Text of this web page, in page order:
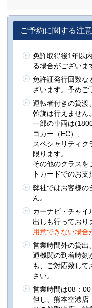
ご予約に関する注
免許取得後1年以
る場合がございま
免許証発行回数な
ざいます。予めご
運転者付きの貸渡
斡旋は行えません。
一部の車両は
コカー（EC）、
スペシャリティク
限ります。
その他のクラスを
トカードでのお支
弊社ではお客様の
ん。
カーナビ・チャイ
出しも行っており
用意できない場合
営業時間外の貸出
通機関の到着時刻
も、ご対応致し
さい。
営業時間は08：00
但し、熊本空港店